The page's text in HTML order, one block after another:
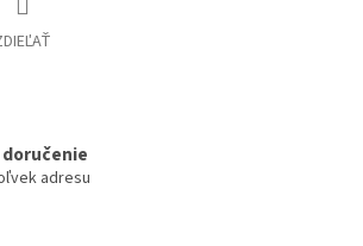
doručenie
adresu